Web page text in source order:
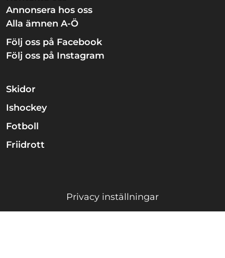
Annonsera hos oss
Alla ämnen A-Ö
Följ oss på Facebook
Följ oss på Instagram
Skidor
Ishockey
Fotboll
Friidrott
Privacy inställningar